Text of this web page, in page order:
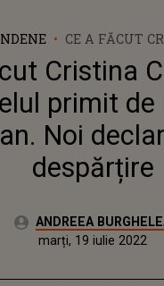
CE A FĂCUT
CIOBĂNAȘU
DE LA VLAD
DECLARAȚII
Cristina
primit de
Noi
despărțire
Autor:ANDREEA
Actualizat:
marți, 19 iulie 2022